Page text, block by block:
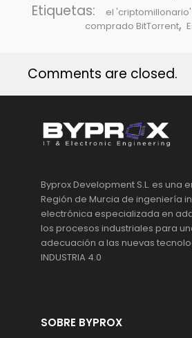
Etiquetas:
el 'criptomillonario'
comprado BitTorrent,
Comments are closed.
Byprox Development S.L. es una
Región de Murcia de ingeniería
electrónica especializada en
los procesos industriales para
adecuación a las nuevas
INDUSTRIA 4.0
SOBRE BYPROX